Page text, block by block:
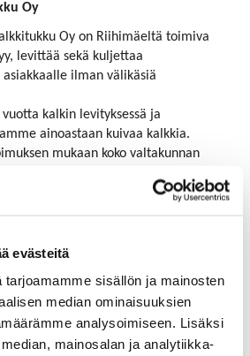
evästeitä
tarjoamamme sisällön ja mainosten
median ominaisuuksien
analysoimiseen. Lisäksi
mainosalan ja analytiikka-
Oy
Oy on Riihimäeltä toimiva
levittää sekä kuljettaa
ilman välikäsiä
kalkin levityksessä ja
ainoastaan kuivaa kalkkia.
mukaan koko valtakunnan
painesäiliöautoilla suoraan
kuljetetaan asiakkaan luokse
Oy on perustettu vuonna
jonka kotipaikka on Loppi, ja